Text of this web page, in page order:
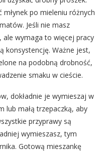
młynek po mieleniu różnych
Jeśli nie masz
ale wymaga to więcej pracy
konsystencję. Ważne jest,
na podobną drobność,
smaku w cieście.
dokładnie je wymieszaj w
lub małą trzepaczką, aby
przyprawy są
wymieszasz, tym
Gotową mieszankę